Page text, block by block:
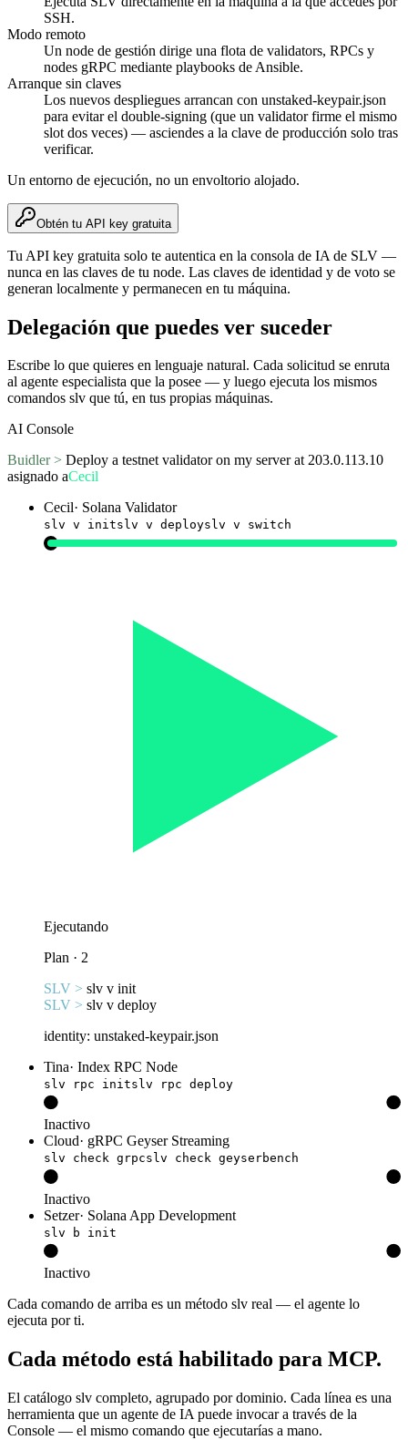
SSH.
Modo remoto
Un node de gestión dirige una flota de validators, RPCs y
nodes gRPC mediante playbooks de Ansible.
Arranque sin claves
Los nuevos despliegues arrancan con unstaked-keypair.json
para evitar el double-signing (que un validator firme el mismo
slot dos veces) — asciendes a la clave de producción solo tras
verificar.
Un entorno de ejecución, no un envoltorio alojado.
Obtén tu API key gratuita
Tu API key gratuita solo te autentica en la consola de IA de SLV —
nunca en las claves de tu node. Las claves de identidad y de voto se
generan localmente y permanecen en tu máquina.
Delegación que puedes ver suceder
Escribe lo que quieres en lenguaje natural. Cada solicitud se enruta
al agente especialista que la posee — y luego ejecuta los mismos
comandos slv que tú, en tus propias máquinas.
AI Console
Buidler > Deploy a testnet validator on my server at 203.0.113.10
asignado aCecil
Cecil· Solana Validator
slv v initslv v deployslv v switch
Ejecutando
Plan · 2
SLV > slv v init
SLV > slv v deploy
identity: unstaked-keypair.json
Tina· Index RPC Node
slv rpc initslv rpc deploy
Inactivo
Cloud· gRPC Geyser Streaming
slv check grpcslv check geyserbench
Inactivo
Setzer· Solana App Development
slv b init
Inactivo
Cada comando de arriba es un método slv real — el agente lo
ejecuta por ti.
Cada método está habilitado para MCP.
El catálogo slv completo, agrupado por dominio. Cada línea es una
herramienta que un agente de IA puede invocar a través de la
Console — el mismo comando que ejecutarías a mano.